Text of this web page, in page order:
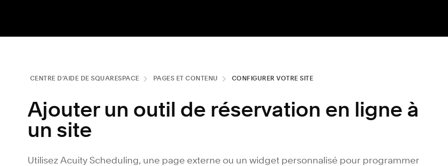
CENTRE D’AIDE DE SQUARESPACE PAGES ET CONTENU CONFIGURER VOTRE SITE
Ajouter un outil de réservation en ligne à
un site
Utilisez Acuity Scheduling, une page externe ou un widget personnalisé pour programmer